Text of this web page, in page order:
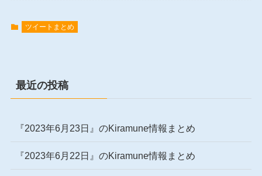
ツイートまとめ
最近の投稿
『2023年6月23日』のKiramune情報まとめ
『2023年6月22日』のKiramune情報まとめ